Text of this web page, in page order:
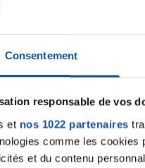
Consentement
responsable de vos
et nos 1022 partenaires
comme les cookies
et du contenu
Pour lancer une